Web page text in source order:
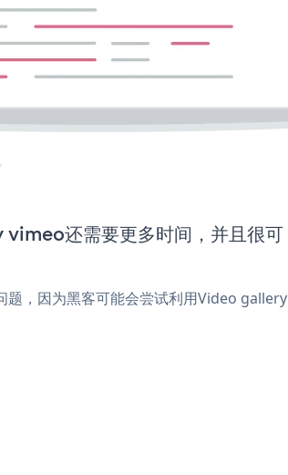
还需要更多时间，并且很可
题，因为黑客可能会尝试利用Video gallery